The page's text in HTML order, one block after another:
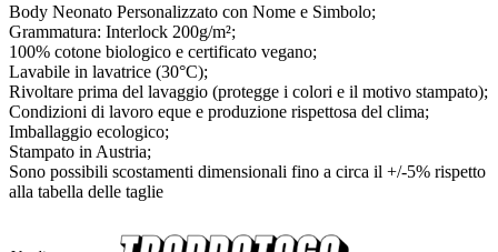
Body Neonato Personalizzato con Nome e Simbolo;
Grammatura: Interlock 200g/m²;
100% cotone biologico e certificato vegano;
Lavabile in lavatrice (30°C);
Rivoltare prima del lavaggio (protegge i colori e il motivo stampato);
Condizioni di lavoro eque e produzione rispettosa del clima;
Imballaggio ecologico;
Stampato in Austria;
Sono possibili scostamenti dimensionali fino a circa il +/-5% rispetto
alla tabella delle taglie